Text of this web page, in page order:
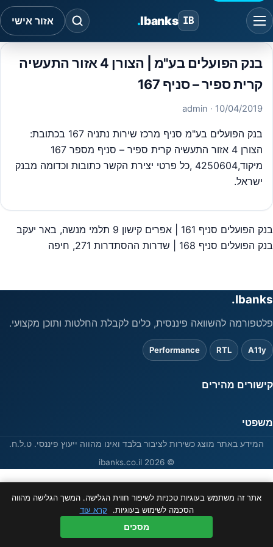
IB
Ibanks
. אזור אישי
בנק הפועלים בע"מ | הצורן 4 אזור התעשיה
קרית ספיר – סניף 167
10/04/2019
· admin
בנק הפועלים בע"מ סניף מרכז שירות נתניה 167 בכתובת:
הצורן 4 אזור התעשיה קרית ספיר – סניף מספר 167
מיקוד,4250604 ,כל פרטי יצירת הקשר כתובות וכדומה מבנק
ישראל.
ניווט
בנק הפועלים סניף 161 | אפרים קישון 9 תלמי מנשה, באר יעקב
בנק הפועלים סניף 168 | שדרות ההסתדרות 271, חיפה
Ibanks.
פלטפורמה להשוואה פיננסית, כלים לקבלת החלטות ותוכן מקצועי.
A11y
RTL
Performance
קישורים מהירים
משפטי
המידע באתר מוצג כשירות לציבור בלבד ואינו מהווה ייעוץ פיננסי. ט.ל.ח.
© 2026 ibanks.co.il
אתר זה משתמש בעוגיות טכניות לשיפור חווית הגלישה. המשך הגלישה מהווה
הסכמה לשימוש בעוגיות.
קרא עוד
מסכים